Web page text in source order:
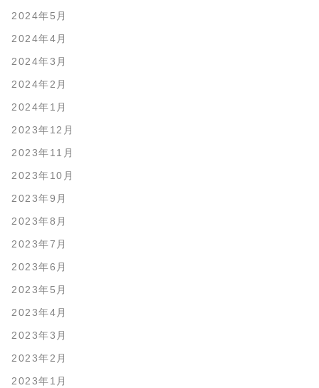
2024年5月
2024年4月
2024年3月
2024年2月
2024年1月
2023年12月
2023年11月
2023年10月
2023年9月
2023年8月
2023年7月
2023年6月
2023年5月
2023年4月
2023年3月
2023年2月
2023年1月